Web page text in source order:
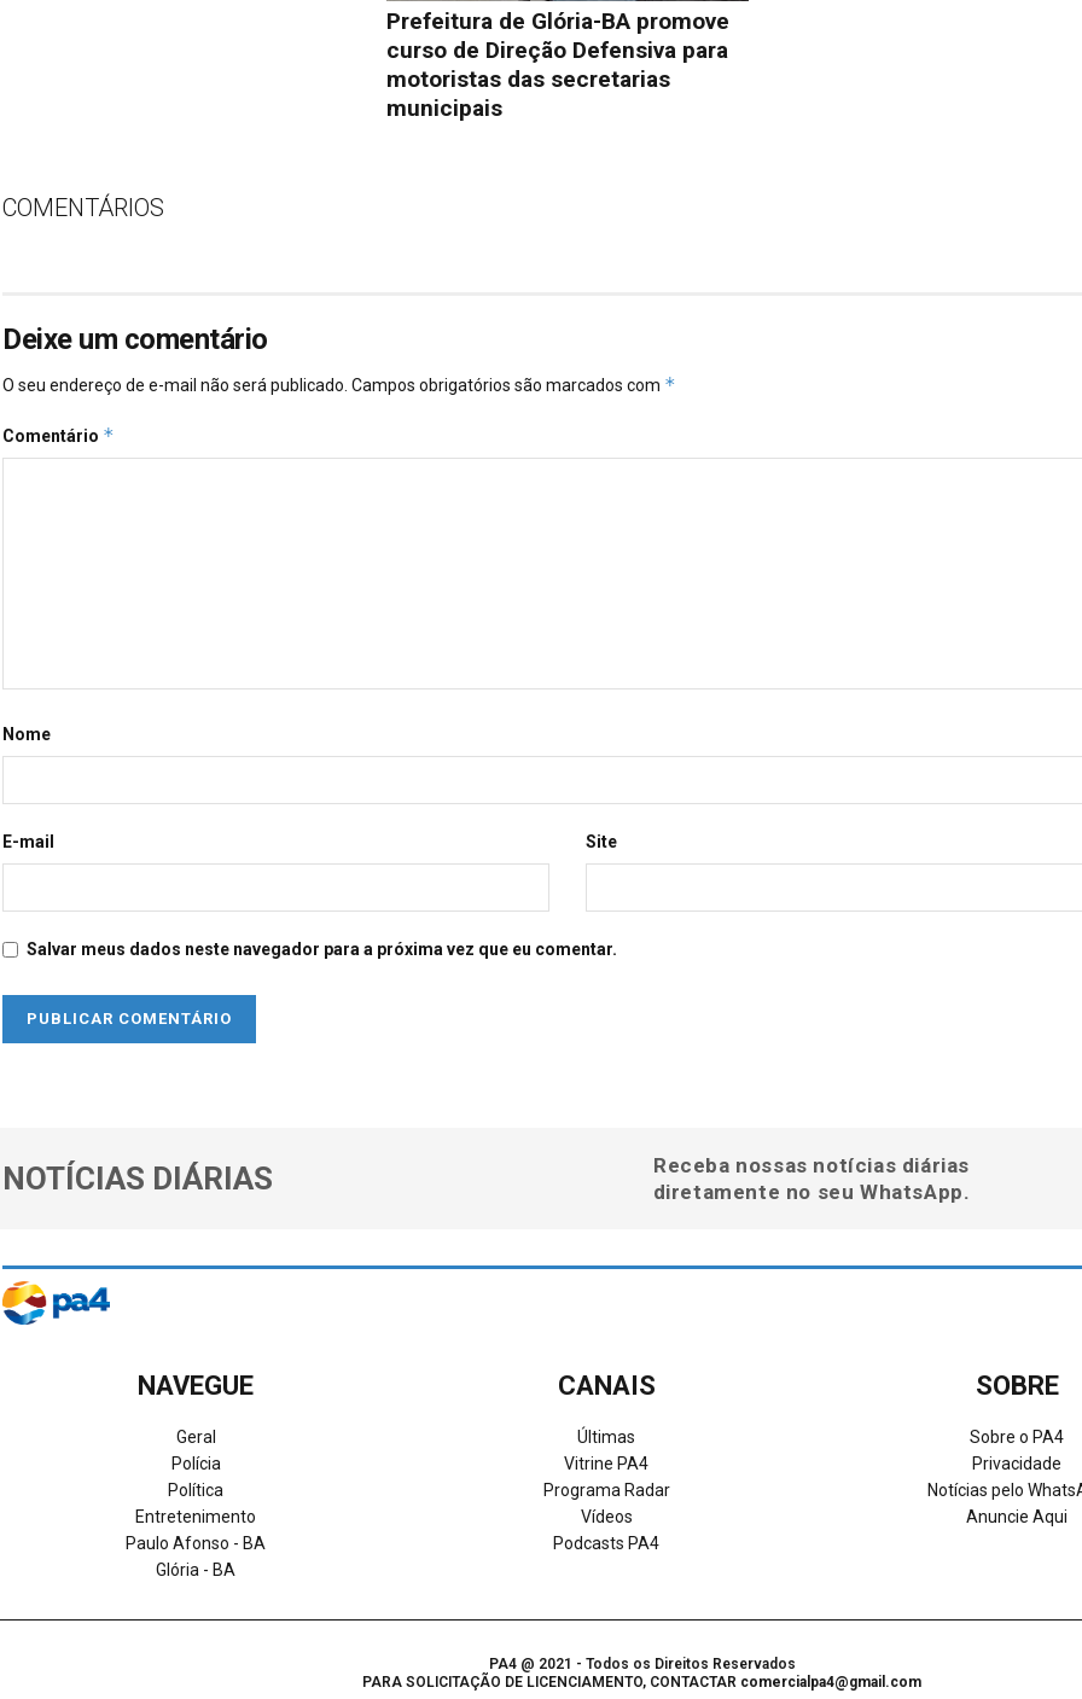
Prefeitura de Glória-BA promove
curso de Direção Defensiva para
motoristas das secretarias
municipais
COMENTÁRIOS
Deixe um comentário
O seu endereço de e-mail não será publicado. Campos obrigatórios são marcados com *
Comentário *
Nome
E-mail Site
Salvar meus dados neste navegador para a próxima vez que eu comentar.
NOTÍCIAS DIÁRIAS
Receba nossas notícias diárias
diretamente no seu WhatsApp.
NAVEGUE
Geral
Polícia
Política
Entretenimento
Paulo Afonso - BA
Glória - BA
CANAIS
Últimas
Vitrine PA4
Programa Radar
Vídeos
Podcasts PA4
SOBRE
Sobre o PA4
Privacidade
Notícias pelo
Anuncie Aqui
PA4 @ 2021 - Todos os Direitos Reservados
PARA SOLICITAÇÃO DE LICENCIAMENTO, CONTACTAR comercialpa4@gmail.com